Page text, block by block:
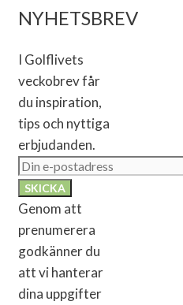
NYHETSBREV
I Golflivets
veckobrev får
du inspiration,
tips och nyttiga
erbjudanden.
Genom att
prenumerera
godkänner du
att vi hanterar
dina uppgifter